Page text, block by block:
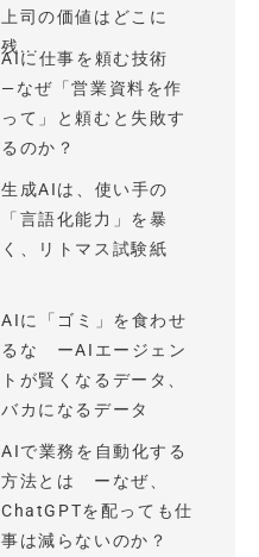
上司の価値はどこに
残...
AIに仕事を頼む技術
—なぜ「営業資料を作
って」と頼むと失敗す
るのか？
生成AIは、使い手の
「言語化能力」を暴
く、リトマス試験紙
AIに「ゴミ」を食わせ
るな ーAIエージェン
トが賢くなるデータ、
バカになるデータ
AIで業務を自動化する
方法とは ーなぜ、
ChatGPTを配っても仕
事は減らないのか？